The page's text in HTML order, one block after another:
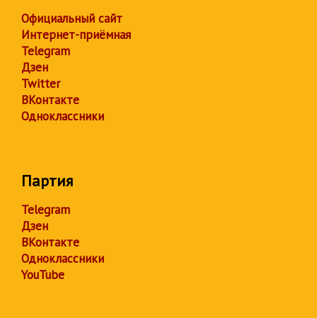
Официальный сайт
Интернет-приёмная
Telegram
Дзен
Twitter
ВКонтакте
Одноклассники
Партия
Telegram
Дзен
ВКонтакте
Одноклассники
YouTube